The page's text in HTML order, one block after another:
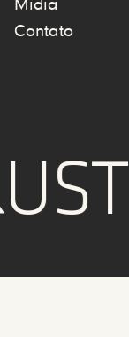
Mídia
Contato